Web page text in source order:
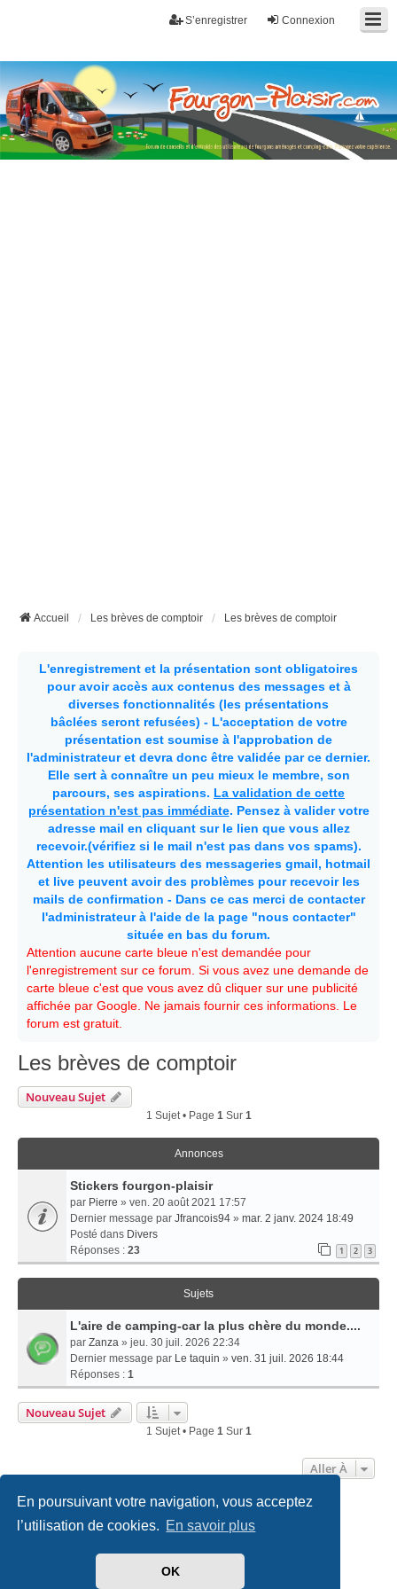
En poursuivant votre navigation, vous acceptez
l’utilisation de cookies. En savoir plus
OK
Connexion
S’enregistrer
Fourgon-plaisir.com
Forum de conseils et d'entraide des utilisateurs de fourgons, fourgons
aménagés, vans et de camping-car. Partagez votre expérience.
Accueil Les brèves de comptoir Les brèves de comptoir
L'enregistrement et la présentation sont obligatoires
pour avoir accès aux contenus des messages et à
diverses fonctionnalités (les présentations
bâclées seront refusées) - L'acceptation de votre
présentation est soumise à l'approbation de
l'administrateur et devra donc être validée par ce dernier.
Elle sert à connaître un peu mieux le membre, son
parcours, ses aspirations. La validation de cette
présentation n'est pas immédiate. Pensez à valider votre
adresse mail en cliquant sur le lien que vous allez
recevoir.(vérifiez si le mail n'est pas dans vos spams).
Attention les utilisateurs des messageries gmail, hotmail
et live peuvent avoir des problèmes pour recevoir les
mails de confirmation - Dans ce cas merci de contacter
l'administrateur à l'aide de la page "nous contacter"
située en bas du forum.
Attention aucune carte bleue n'est demandée pour
l'enregistrement sur ce forum. Si vous avez une demande de
carte bleue c'est que vous avez dû cliquer sur une publicité
affichée par Google. Ne jamais fournir ces informations. Le
forum est gratuit.
Les brèves de comptoir
Nouveau Sujet
1 Sujet • Page 1Sur 1
Annonces
Stickers fourgon-plaisir
par Pierre » ven. 20 août 2021 17:57
Dernier message par Jfrancois94 » mar. 2 janv. 2024 18:49
Posté dans Divers
Réponses : 23 1 2 3
Sujets
L'aire de camping-car la plus chère du monde....
par Zanza » jeu. 30 juil. 2026 22:34
Dernier message par Le taquin » ven. 31 juil. 2026 18:44
Réponses : 1
Nouveau Sujet
1 Sujet • Page 1Sur 1
Aller À
Accueil Politiques & cookies
phpBB® Forum Software © phpBB Limited
created by INVENTEA & v12mike